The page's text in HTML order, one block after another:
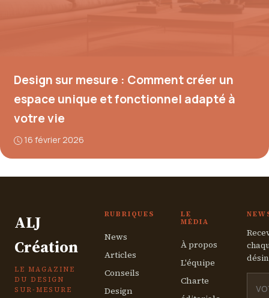
Design sur mesure : Comment créer un
espace unique et fonctionnel adapté à
votre vie
16 février 2026
ALJ
Création
LE MAGAZINE
DU DESIGN
SUR-MESURE
RUBRIQUES
News
Articles
Conseils
Design
LE
MÉDIA
À propos
L'équipe
Charte